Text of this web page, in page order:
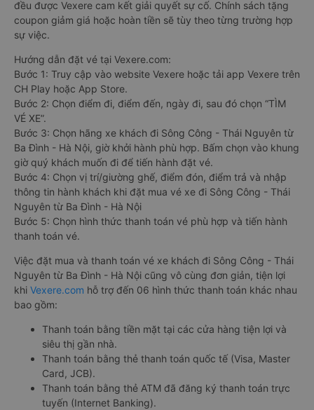
đều được Vexere cam kết giải quyết sự cố. Chính sách tặng
coupon giảm giá hoặc hoàn tiền sẽ tùy theo từng trường hợp
sự việc.
Hướng dẫn đặt vé tại Vexere.com:
Bước 1: Truy cập vào website Vexere hoặc tải app Vexere trên
CH Play hoặc App Store.
Bước 2: Chọn điểm đi, điểm đến, ngày đi, sau đó chọn “TÌM
VÉ XE”.
Bước 3: Chọn hãng xe khách đi Sông Công - Thái Nguyên từ
Ba Đình - Hà Nội, giờ khởi hành phù hợp. Bấm chọn vào khung
giờ quý khách muốn đi để tiến hành đặt vé.
Bước 4: Chọn vị trí/giường ghế, điểm đón, điểm trả và nhập
thông tin hành khách khi đặt mua vé xe đi Sông Công - Thái
Nguyên từ Ba Đình - Hà Nội
Bước 5: Chọn hình thức thanh toán vé phù hợp và tiến hành
thanh toán vé.
Việc đặt mua và thanh toán vé xe khách đi Sông Công - Thái
Nguyên từ Ba Đình - Hà Nội cũng vô cùng đơn giản, tiện lợi
khi Vexere.com hỗ trợ đến 06 hình thức thanh toán khác nhau
bao gồm:
Thanh toán bằng tiền mặt tại các cửa hàng tiện lợi và
siêu thị gần nhà.
Thanh toán bằng thẻ thanh toán quốc tế (Visa, Master
Card, JCB).
Thanh toán bằng thẻ ATM đã đăng ký thanh toán trực
tuyến (Internet Banking).